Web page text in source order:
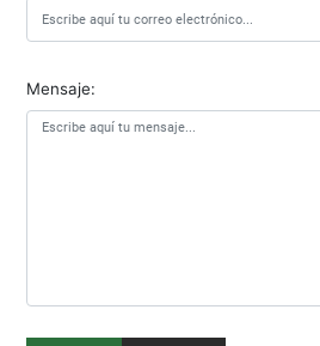
Mensaje: